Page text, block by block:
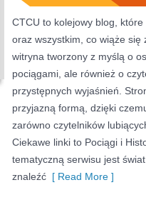
CTCU to kolejowy blog,
oraz wszystkim, co wiąże się
witryna tworzony z myślą o
pociągami, ale również o
przystępnych wyjaśnień.
przyjazną formą, dzięki
zarówno czytelników
Ciekawe linki to Pociągi i
tematyczną serwisu jest
znaleźć [ Read More ]